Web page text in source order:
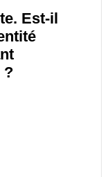
Est-il
?